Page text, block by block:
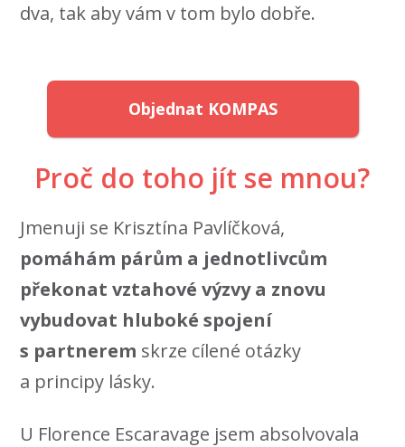
dva, tak aby vám v tom bylo dobře.
Objednat KOMPAS
Proč do toho jít se mnou?
Jmenuji se Krisztína Pavlíčková,
pomáhám párům a jednotlivcům
překonat vztahové výzvy a znovu
vybudovat hluboké spojení
s partnerem skrze cílené otázky
a principy lásky.
U Florence Escaravage jsem absolvovala